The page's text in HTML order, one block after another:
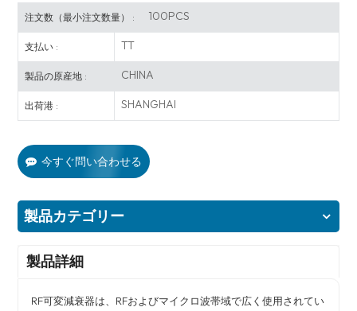
注文数（最小注文数量） : 100PCS
支払い : TT
製品の原産地 : CHINA
出荷港 : SHANGHAI
今すぐ問い合わせる
製品カテゴリー
製品詳細
RF可変減衰器は、RFおよびマイクロ波帯域で広く使用されてい